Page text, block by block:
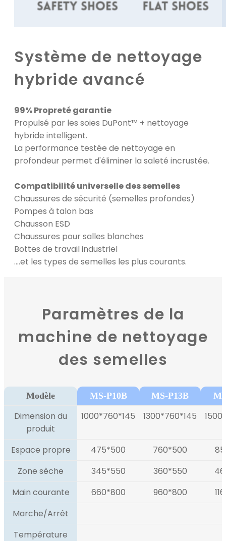
Système de nettoyage
hybride avancé
99% Propreté garantie
Propulsé par les soies DuPont™ + nettoyage
hybride intelligent.
La performance testée de nettoyage en
profondeur permet d'éliminer la saleté incrustée.
Compatibilité universelle des semelles
Chaussures de sécurité (semelles profondes)
Pompes à talon bas
Chausson ESD
Chaussures pour salles blanches
Bottes de travail industriel
....et les types de semelles les plus courants.
Paramètres de la
machine de nettoyage
des semelles
Modèle MS-P10B MS-P13B
Dimension du
produit
1000*760*145 1300*760*145
Espace propre 475*500 760*500
Zone sèche
345*550 360*550
Main courante
660*800 960*800
Marche/Arrêt
Température